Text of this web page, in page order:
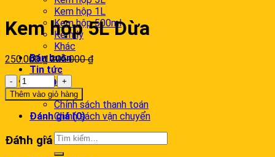
Kem hộp 1L
Kem hộp 500ml
Kem ly
Khác
Bán buôn
Tin tức
Liên hệ
Hỗ trợ
Chính sách thanh toán
Chính sách vận chuyển
Kem hộp 5L Dừa
250.000₫ 305.000₫
Kem
hộp
5L
Dừa
lượng
Thêm vào giỏ hàng
Đánh giá (0)
Đánh giá